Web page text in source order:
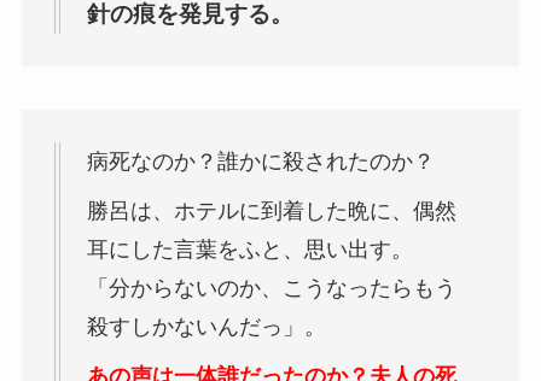
針の痕を発見する。
病死なのか？誰かに殺されたのか？
勝呂は、ホテルに到着した晩に、偶然
耳にした言葉をふと、思い出す。
「分からないのか、こうなったらもう
殺すしかないんだっ」。
あの声は一体誰だったのか？夫人の死